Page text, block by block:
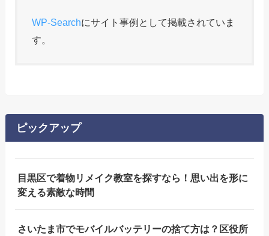
WP-Searchにサイト事例として掲載されていま
す。
ピックアップ
目黒区で着物リメイク教室を探すなら！思い出を形に
変える素敵な時間
さいたま市でモバイルバッテリーの捨て方は？区役所